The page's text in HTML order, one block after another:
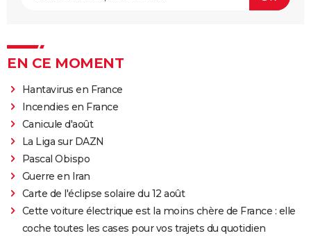
EN CE MOMENT
Hantavirus en France
Incendies en France
Canicule d'août
La Liga sur DAZN
Pascal Obispo
Guerre en Iran
Carte de l'éclipse solaire du 12 août
Cette voiture électrique est la moins chère de France : elle
coche toutes les cases pour vos trajets du quotidien